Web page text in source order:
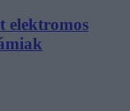
elektromos